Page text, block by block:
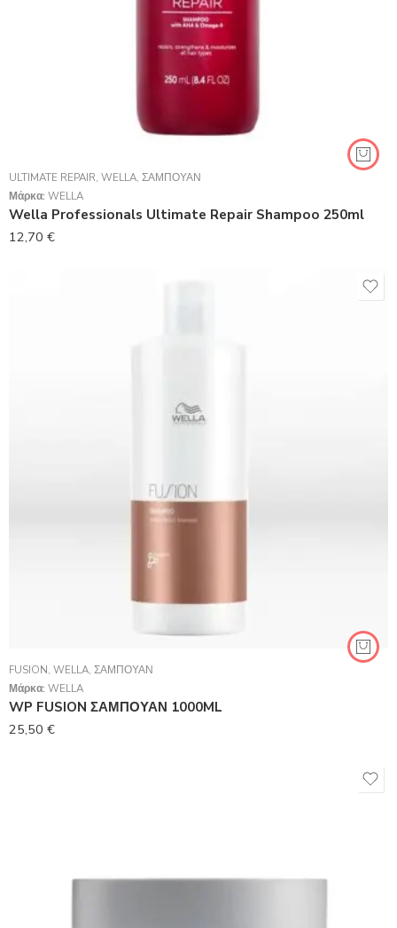
ULTIMATE REPAIR, WELLA, ΣΑΜΠΟΥΆΝ
Μάρκα: WELLA
Wella Professionals Ultimate Repair Shampoo 250ml
12,70 €
FUSION, WELLA, ΣΑΜΠΟΥΆΝ
Μάρκα: WELLA
WP FUSION ΣΑΜΠΟΥΑΝ 1000ML
25,50 €